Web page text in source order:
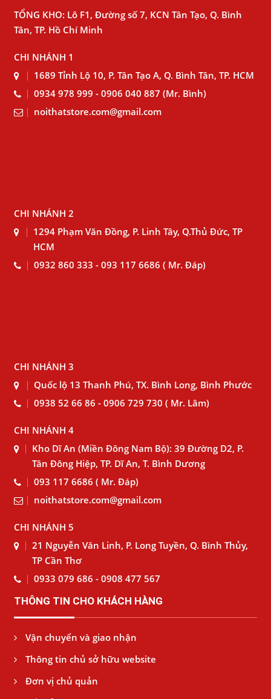
TỔNG KHO: Lô F1, Đường số 7, KCN Tân Tạo, Q. Bình
Tân, TP. Hồ Chí Minh
CHI NHÁNH 1
1689 Tỉnh Lộ 10, P. Tân Tạo A, Q. Bình Tân, TP. HCM
0934 978 999 - 0906 040 887 (Mr. Bình)
noithatstore.com@gmail.com
CHI NHÁNH 2
1294 Phạm Văn Đồng, P. Linh Tây, Q.Thủ Đức, TP
HCM
0932 860 333 - 093 117 6686 ( Mr. Đáp)
CHI NHÁNH 3
Quốc lộ 13 Thanh Phú, TX. Bình Long, Bình Phước
0938 52 66 86 - 0906 729 730 ( Mr. Lâm)
CHI NHÁNH 4
Kho Dĩ An (Miền Đông Nam Bộ): 39 Đường D2, P.
Tân Đông Hiệp, TP. Dĩ An, T. Bình Dương
093 117 6686 ( Mr. Đáp)
noithatstore.com@gmail.com
CHI NHÁNH 5
21 Nguyễn Văn Linh, P. Long Tuyền, Q. Bình Thủy,
TP Cần Thơ
0933 079 686 - 0908 477 567
THÔNG TIN CHO KHÁCH HÀNG
Vận chuyển và giao nhận
Thông tin chủ sở hữu website
Đơn vị chủ quản